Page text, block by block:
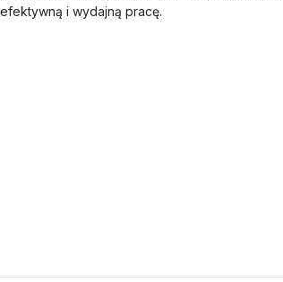
efektywną i wydajną pracę.